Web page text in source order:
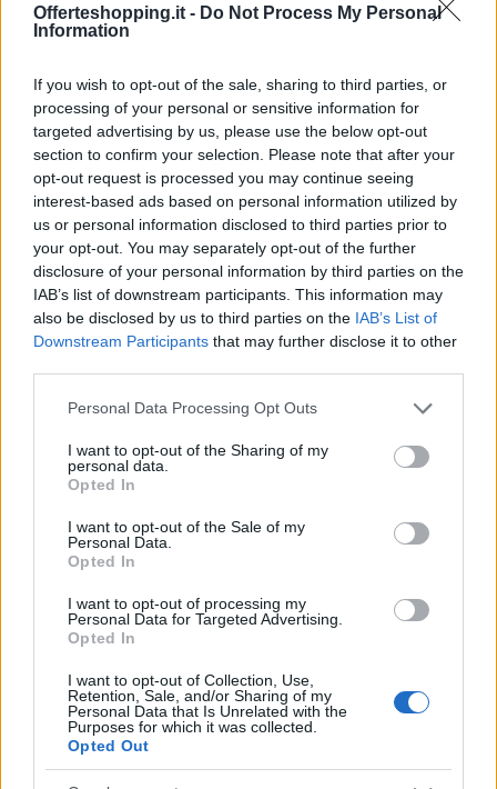
Offerteshopping.it - Do Not Process My Personal
Information
If you wish to opt-out of the sale, sharing to third parties, or
processing of your personal or sensitive information for
targeted advertising by us, please use the below opt-out
section to confirm your selection. Please note that after your
opt-out request is processed you may continue seeing
interest-based ads based on personal information utilized by
us or personal information disclosed to third parties prior to
your opt-out. You may separately opt-out of the further
disclosure of your personal information by third parties on the
IAB’s list of downstream participants. This information may
also be disclosed by us to third parties on the IAB’s List of
Downstream Participants that may further disclose it to other
Please note that this website/app uses one or more Google
not limited to your visit or usage behaviour. You may click to
grant or deny consent to Google and its third-party tags to
use your data for below specified purposes in below Google
consent section.
Personal Data Processing Opt Outs
I want to opt-out of the Sharing of my
personal data.
Opted In
I want to opt-out of the Sale of my
Personal Data.
Opted In
I want to opt-out of processing my
Personal Data for Targeted Advertising.
Opted In
I want to opt-out of Collection, Use,
Retention, Sale, and/or Sharing of my
Personal Data that Is Unrelated with the
Purposes for which it was collected.
Opted Out
storia manutenzioni.
Racchette
Caschi e protezioni: data di produzione, impatti,
integrità imbottiture.
Accessori originali e compatibilità con ricambi.
Aste giudiziarie: come leggere perizie e
costi
Studiare l’ di vendita e laperiziadel bene: stato,
provenienza, eventuali vizi. Verificare modalità di
partecipazione, cauzione, scaglioni eoneri(diritti,
imposte, trasporto, eventuale IVA). Valutare la
possibilità di visionare il lotto e stimare tempi di
includa tutte le spese e attenersi alla strategia
senza rilanci impulsivi.
Negoziazione e tutela: dal primo
Prima del pagamento, chiedere sempre untest
seriali. Negoziare sul valore dei difetti oggettivi e
sulla dotazione. Incontro in luogo sicuro, con check
list stampata; per articoli costosi, considerare un
acconto minimo e saldo dopo prova. Conservare